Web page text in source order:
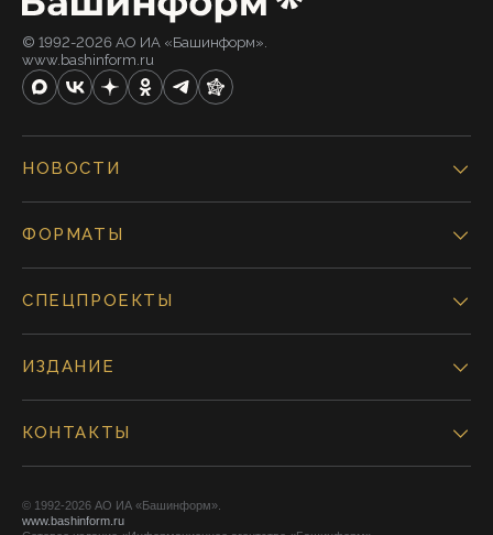
© 1992-2026 АО ИА «Башинформ».
www.bashinform.ru
НОВОСТИ
ФОРМАТЫ
СПЕЦПРОЕКТЫ
ИЗДАНИЕ
КОНТАКТЫ
© 1992-2026 АО ИА «Башинформ».
www.bashinform.ru